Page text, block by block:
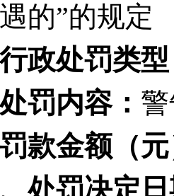
的”的规定
政处罚类
罚内容：
款金额（
处罚决定